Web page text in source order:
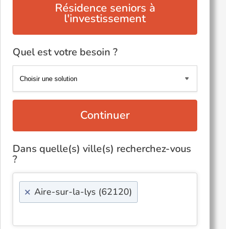
Résidence seniors à
l'investissement
Quel est votre besoin ?
Continuer
Dans quelle(s) ville(s) recherchez-vous
?
× Aire-sur-la-lys (62120)